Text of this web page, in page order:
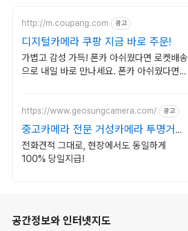
http://m.coupang.com 광고
디지털카메라 쿠팡 지금 바로 주문!
가볍고 감성 가득! 폰카 아쉬웠다면 로켓배송
으로 내일 바로 만나세요. 폰카 아쉬웠다면
https://www.geosungcamera.com/ 광고
중고카메라 전문 거성카메라 투명거래
최고가 매입 보장!
전화견적 그대로, 현장에서도 동일하게
100% 당일지급!
공간정보와 인터넷지도